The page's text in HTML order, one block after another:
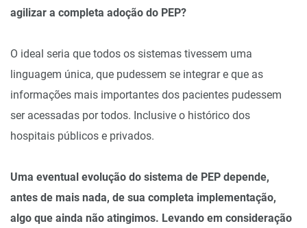
agilizar a completa adoção do PEP?
O ideal seria que todos os sistemas tivessem uma
linguagem única, que pudessem se integrar e que as
informações mais importantes dos pacientes pudessem
ser acessadas por todos. Inclusive o histórico dos
hospitais públicos e privados.
Uma eventual evolução do sistema de PEP depende,
antes de mais nada, de sua completa implementação,
algo que ainda não atingimos. Levando em consideração